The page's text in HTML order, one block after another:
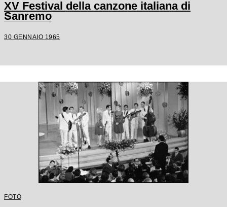
XV Festival della canzone italiana di
Sanremo
30 GENNAIO 1965
FOTO